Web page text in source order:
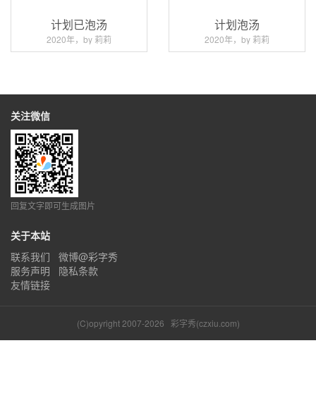
计划已泡汤
2020年，by 莉莉
计划泡汤
2020年，by 莉莉
关注微信
回复文字即可生成图片
关于本站
联系我们
微博@彩字秀
服务声明
隐私条款
友情链接
(C)opyright 2007-2026 彩字秀(czxiu.com)